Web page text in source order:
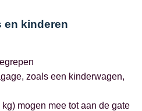
en kinderen
zoals een kinderwagen,
kg) mogen mee tot aan de gate